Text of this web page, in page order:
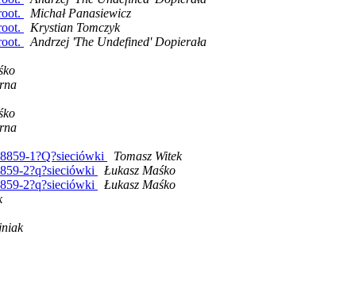
Michał Panasiewicz
Krystian Tomczyk
Andrzej 'The Undefined' Dopierała
1?Q?sieciówki
Tomasz Witek
2?q?sieciówki
Łukasz Maśko
2?q?sieciówki
Łukasz Maśko